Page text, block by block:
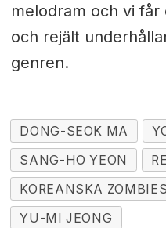
melodram och vi
och rejält
genren.
DONG-SEOK MA
SANG-HO YEON
KOREANSKA ZOMBIES
YU-MI JEONG